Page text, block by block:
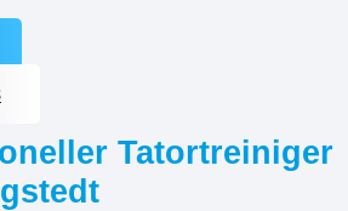
Tatortreiniger